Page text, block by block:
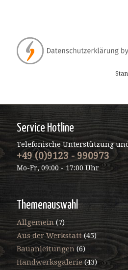
Service Hotline
Telefonische Unterstützung
+49 (0)9123 - 990973
Mo-Fr, 09:00 - 17:00 Uhr
Themenauswahl
Allgemein(7)
Aus der Werkstatt(45)
Bauanleitungen(6)
Handwerksgalerie(43)